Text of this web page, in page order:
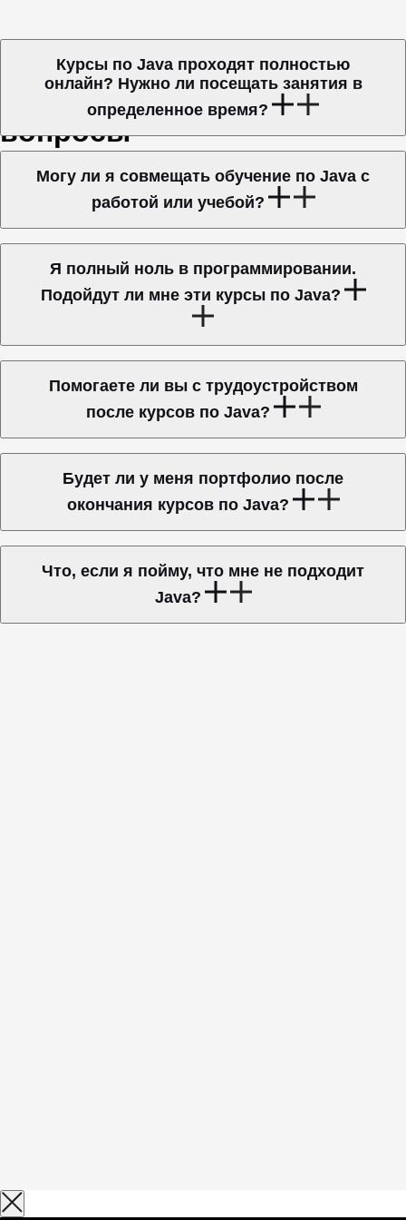
Курсы по Java проходят полностью
онлайн? Нужно ли посещать занятия в
определенное время?
Могу ли я совмещать обучение по Java с
работой или учебой?
Я полный ноль в программировании.
Подойдут ли мне эти курсы по Java?
Помогаете ли вы с трудоустройством
после курсов по Java?
Будет ли у меня портфолио после
окончания курсов по Java?
Что, если я пойму, что мне не подходит
Java?